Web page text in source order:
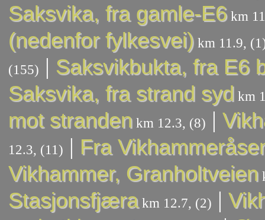
Saksvika, fra gamle-E6km
(nedenfor fylkesvei) km 11.9,
(155) | Saksvikbukta, fra E6
Saksvika, fra strand syd km
mot stranden km 12.3, (8) |
12.3, (11) | Fra
Vikhammer, Granholtveien
Stasjonsfjærakm 12.7, (2) |